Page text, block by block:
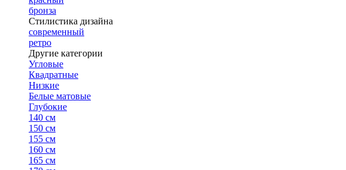
бронза
Стилистика дизайна
современный
ретро
Другие категории
Угловые
Квадратные
Низкие
Белые матовые
Глубокие
140 см
150 см
155 см
160 см
165 см